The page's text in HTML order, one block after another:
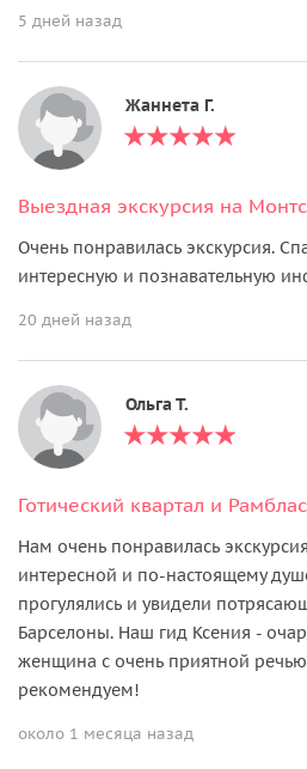
5 дней назад
Жаннета Г.
Выездная экскурсия на
Очень понравилась экскурсия.
интересную и познавательную
20 дней назад
Ольга Т.
Готический квартал и Рамблас
Нам очень понравилась
интересной и по-настоящему
прогулялись и увидели
Барселоны. Наш гид Ксения -
женщина с очень приятной
рекомендуем!
около 1 месяца назад